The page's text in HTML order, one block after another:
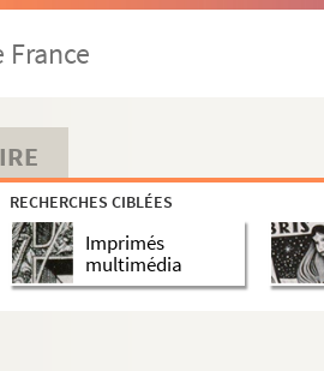
RECHERCHES CIBLÉES
Imprimés
multimédia